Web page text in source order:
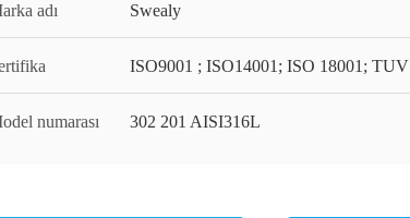
adı Swealy
ISO9001 ; ISO14001; ISO 18001; TUV
numarası 302 201 AISI316L